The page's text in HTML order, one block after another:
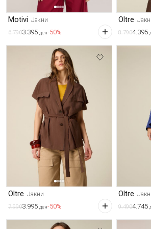
Motivi Јакни
6.7903.395 ден-50%
Oltre
8.7904.395
Oltre Јакни
7.9903.995 ден-50%
Oltre
9.4904.745